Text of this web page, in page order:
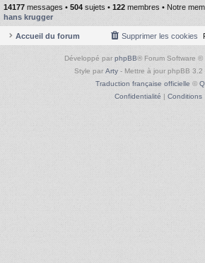
14177 messages • 504 sujets • 122 membres • Notre
hans krugger
Accueil du forum Supprimer les cookies
Développé par phpBB® Forum Software ©
Style par Arty- Mettre à jour phpBB 3.2
Traduction française officielle ©
Confidentialité | Conditions